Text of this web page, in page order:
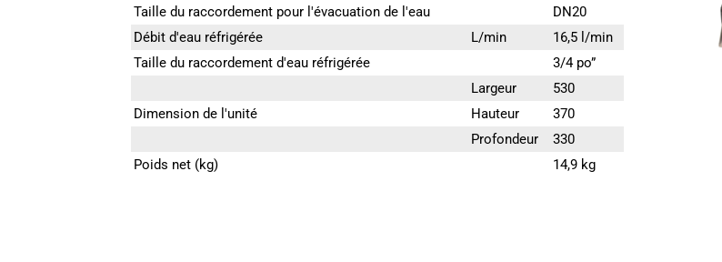
Taille du raccordement pour l'évacuation de l'eau
DN20
Débit d'eau réfrigérée
L/min
16,5 l/min
Taille du raccordement d'eau réfrigérée
3/4 po”
Largeur
530
Dimension de l'unité
Hauteur
370
Profondeur
330
Poids net (kg)
14,9 kg